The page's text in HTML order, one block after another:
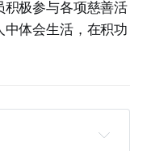
极参与各项慈善活
体会生活，在积功